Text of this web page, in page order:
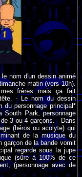
nom d'un dessin animé
matin (vers 10h).
frères mais ça fait
- Le nom du dessin
du personnage principal*
Park, personnage
3 ou 4 garçons. - Dans
(héros ou acolyte) qui
de la musique du
garçon de la bande vomit
regarde sous la jupe
(sûre à 100% de ce
(personnage avec de